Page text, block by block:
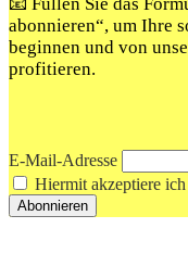
📧 Füllen Sie das
abonnieren“, um Ihre
beginnen und von
profitieren.
E-Mail-Adresse
Hiermit akzeptiere